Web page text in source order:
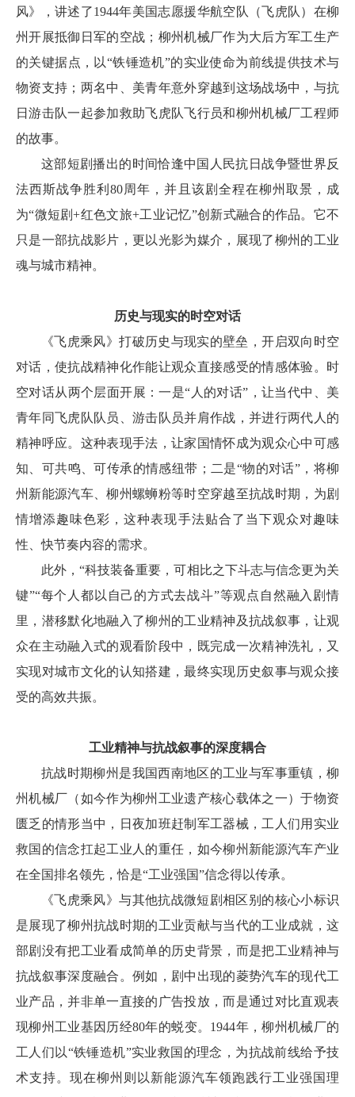
风》，讲述了1944年美国志愿援华航空队（飞虎队）在柳
州开展抵御日军的空战；柳州机械厂作为大后方军工生产
的关键据点，以“铁锤造机”的实业使命为前线提供技术与
物资支持；两名中、美青年意外穿越到这场战场中，与抗
日游击队一起参加救助飞虎队飞行员和柳州机械厂工程师
的故事。
这部短剧播出的时间恰逢中国人民抗日战争暨世界反
法西斯战争胜利80周年，并且该剧全程在柳州取景，成
为“微短剧+红色文旅+工业记忆”创新式融合的作品。它不
只是一部抗战影片，更以光影为媒介，展现了柳州的工业
魂与城市精神。
历史与现实的时空对话
《飞虎乘风》打破历史与现实的壁垒，开启双向时空
对话，使抗战精神化作能让观众直接感受的情感体验。时
空对话从两个层面开展：一是“人的对话”，让当代中、美
青年同飞虎队队员、游击队员并肩作战，并进行两代人的
精神呼应。这种表现手法，让家国情怀成为观众心中可感
知、可共鸣、可传承的情感纽带；二是“物的对话”，将柳
州新能源汽车、柳州螺蛳粉等时空穿越至抗战时期，为剧
情增添趣味色彩，这种表现手法贴合了当下观众对趣味
性、快节奏内容的需求。
此外，“科技装备重要，可相比之下斗志与信念更为关
键”“每个人都以自己的方式去战斗”等观点自然融入剧情
里，潜移默化地融入了柳州的工业精神及抗战叙事，让观
众在主动融入式的观看阶段中，既完成一次精神洗礼，又
实现对城市文化的认知搭建，最终实现历史叙事与观众接
受的高效共振。
工业精神与抗战叙事的深度耦合
抗战时期柳州是我国西南地区的工业与军事重镇，柳
州机械厂（如今作为柳州工业遗产核心载体之一）于物资
匮乏的情形当中，日夜加班赶制军工器械，工人们用实业
救国的信念扛起工业人的重任，如今柳州新能源汽车产业
在全国排名领先，恰是“工业强国”信念得以传承。
《飞虎乘风》与其他抗战微短剧相区别的核心小标识
是展现了柳州抗战时期的工业贡献与当代的工业成就，这
部剧没有把工业看成简单的历史背景，而是把工业精神与
抗战叙事深度融合。例如，剧中出现的菱势汽车的现代工
业产品，并非单一直接的广告投放，而是通过对比直观表
现柳州工业基因历经80年的蜕变。1944年，柳州机械厂的
工人们以“铁锤造机”实业救国的理念，为抗战前线给予技
术支持。现在柳州则以新能源汽车领跑践行工业强国理